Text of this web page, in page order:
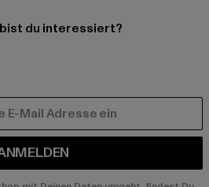
du interessiert?